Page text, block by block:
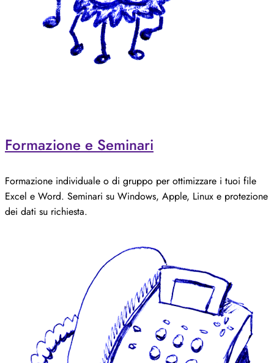
Formazione e Seminari
Formazione individuale o di gruppo per ottimizzare i tuoi file
Excel e Word. Seminari su Windows, Apple, Linux e protezione
dei dati su richiesta.